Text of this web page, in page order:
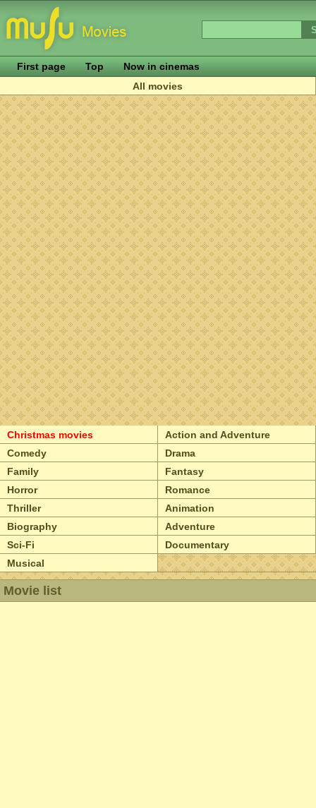
First page Top
Now in cinemas
All movies
Christmas movies
Action and Adventure
Comedy
Drama
Family
Fantasy
Horror
Romance
Thriller
Animation
Biography
Adventure
Sci-Fi
Documentary
Musical
Movie list